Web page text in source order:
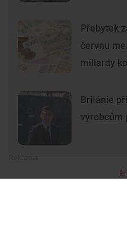
Přebytek
červnu
miliardy
Británie
výrobcům